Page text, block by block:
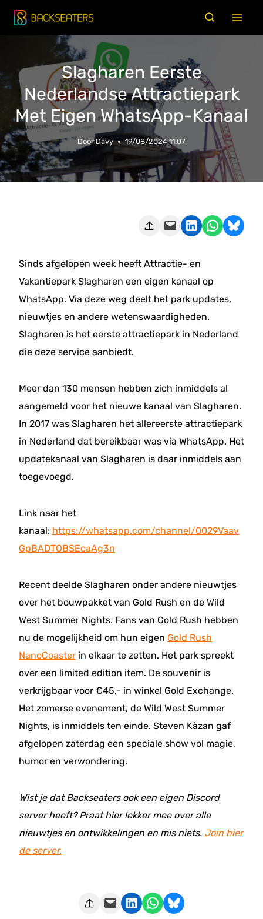
Doorgaan
naar
Slagharen Eerste
Nederlandse Attractiepark
Met Eigen WhatsApp-Kanaal
Door Davy 19/08/2024 11:07
Deze pagina e-mailen Delen op LinkedIn Delen via WhatsApp Share on Bluesky
Sinds afgelopen week heeft Attractie- en
Vakantiepark Slagharen een eigen kanaal op
WhatsApp. Via deze weg deelt het park updates,
nieuwtjes en andere wetenswaardigheden.
Slagharen is het eerste attractiepark in Nederland
die deze service aanbiedt.
Meer dan 130 mensen hebben zich inmiddels al
aangemeld voor het nieuwe kanaal van Slagharen.
In 2017 was Slagharen het allereerste attractiepark
in Nederland dat bereikbaar was via WhatsApp. Het
updatekanaal van Slagharen is daar inmiddels aan
toegevoegd.
Link naar het
kanaal: https://whatsapp.com/channel/0029Vaav
GpBADTOBSEcaAg3n
Recent deelde Slagharen onder andere nieuwtjes
over het bouwpakket van Gold Rush en de Wild
West Summer Nights. Fans van Gold Rush hebben
nu de mogelijkheid om hun eigen Gold Rush
NanoCoaster in elkaar te zetten. Het park spreekt
over een limited edition item. De souvenir is
verkrijgbaar voor €45,- in winkel Gold Exchange.
Het zomerse evenement, de Wild West Summer
Nights, is inmiddels ten einde. Steven Kàzan gaf
afgelopen zaterdag een speciale show vol magie,
humor en verwondering.
Wist je dat Backseaters ook een eigen Discord
server heeft? Praat hier lekker mee over alle
nieuwtjes en ontwikkelingen en mis niets. Join hier
de server.
Deze pagina e-mailen Delen op LinkedIn Delen via WhatsApp Share on Bluesky